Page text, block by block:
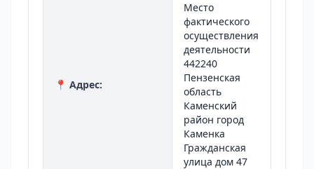
📍 Адрес:
Место
фактического
осуществления
деятельности
442240
Пензенская
область
Каменский
район город
Каменка
Гражданская
улица дом 47